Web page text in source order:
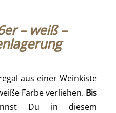
– weiß –
aus einer Weinkiste
Farbe verliehen. Bis
Du in diesem